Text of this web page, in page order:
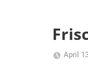
April